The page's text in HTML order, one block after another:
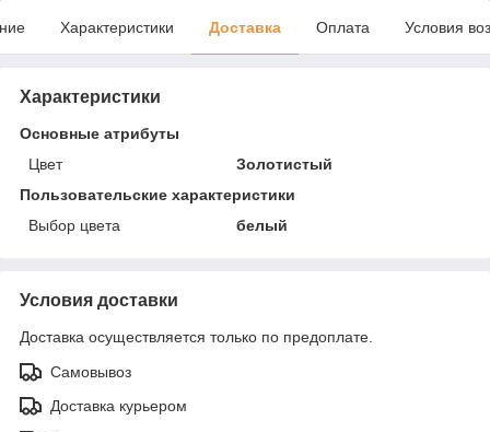
Характеристики Доставка Оплата Условия
Характеристики
Основные атрибуты
Цвет
Золотистый
Пользовательские характеристики
Выбор цвета
белый
Условия доставки
Доставка осуществляется только по предоплате.
Самовывоз
Доставка курьером